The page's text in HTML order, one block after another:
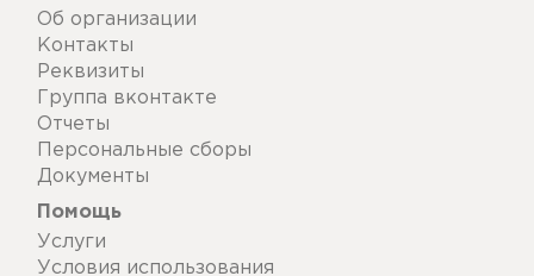
Об организации
Контакты
Реквизиты
Группа вконтакте
Отчеты
Персональные сборы
Документы
Помощь
Услуги
Условия использования